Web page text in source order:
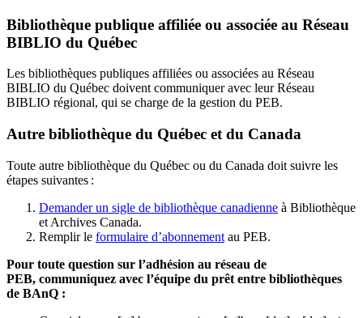
Bibliothèque publique affiliée ou associée au Réseau
BIBLIO du Québec
Les bibliothèques publiques affiliées ou associées au Réseau
BIBLIO du Québec doivent communiquer avec leur Réseau
BIBLIO régional, qui se charge de la gestion du PEB.
Autre bibliothèque du Québec et du Canada
Toute autre bibliothèque du Québec ou du Canada doit suivre les
étapes suivantes :
Demander un sigle de bibliothèque canadienne à Bibliothèque
et Archives Canada.
Remplir le formulaire d’abonnement au PEB.
Pour toute question sur l’adhésion au réseau de
PEB, communiquez avec l’équipe du prêt entre bibliothèques
de BAnQ :